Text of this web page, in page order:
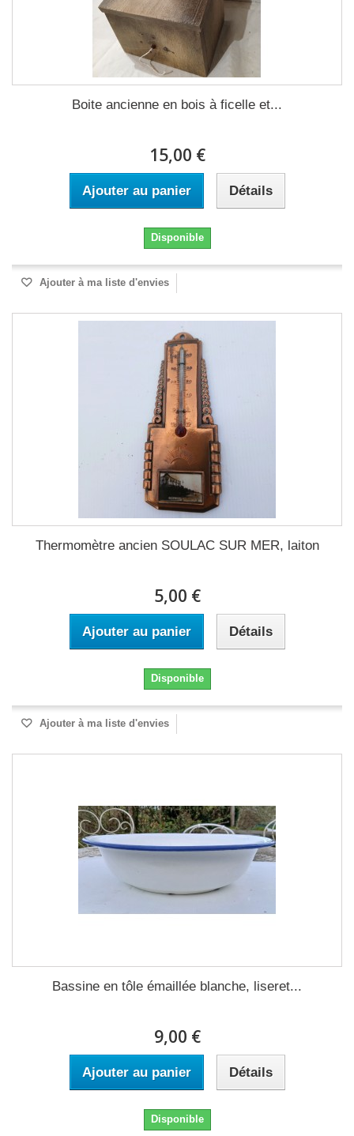
Boite ancienne en bois à ficelle et...
15,00 €
Ajouter au panier Détails
Disponible
Ajouter à ma liste d'envies
Thermomètre ancien SOULAC SUR MER, laiton
5,00 €
Ajouter au panier Détails
Disponible
Ajouter à ma liste d'envies
Bassine en tôle émaillée blanche, liseret...
9,00 €
Ajouter au panier Détails
Disponible